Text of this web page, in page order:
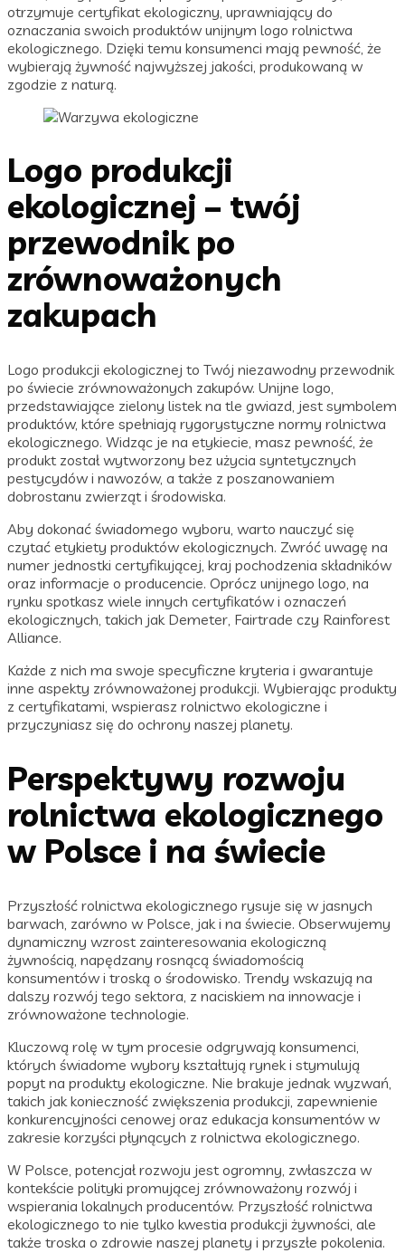
otrzymuje certyfikat ekologiczny, uprawniający do
oznaczania swoich produktów unijnym logo rolnictwa
ekologicznego. Dzięki temu konsumenci mają pewność, że
wybierają żywność najwyższej jakości, produkowaną w
zgodzie z naturą.
Logo produkcji
ekologicznej – twój
przewodnik po
zrównoważonych
zakupach
Logo produkcji ekologicznej to Twój niezawodny przewodnik
po świecie zrównoważonych zakupów. Unijne logo,
przedstawiające zielony listek na tle gwiazd, jest symbolem
produktów, które spełniają rygorystyczne normy rolnictwa
ekologicznego. Widząc je na etykiecie, masz pewność, że
produkt został wytworzony bez użycia syntetycznych
pestycydów i nawozów, a także z poszanowaniem
dobrostanu zwierząt i środowiska.
Aby dokonać świadomego wyboru, warto nauczyć się
czytać etykiety produktów ekologicznych. Zwróć uwagę na
numer jednostki certyfikującej, kraj pochodzenia składników
oraz informacje o producencie. Oprócz unijnego logo, na
rynku spotkasz wiele innych certyfikatów i oznaczeń
ekologicznych, takich jak Demeter, Fairtrade czy Rainforest
Alliance.
Każde z nich ma swoje specyficzne kryteria i gwarantuje
inne aspekty zrównoważonej produkcji. Wybierając produkty
z certyfikatami, wspierasz rolnictwo ekologiczne i
przyczyniasz się do ochrony naszej planety.
Perspektywy rozwoju
rolnictwa ekologicznego
w Polsce i na świecie
Przyszłość rolnictwa ekologicznego rysuje się w jasnych
barwach, zarówno w Polsce, jak i na świecie. Obserwujemy
dynamiczny wzrost zainteresowania ekologiczną
żywnością, napędzany rosnącą świadomością
konsumentów i troską o środowisko. Trendy wskazują na
dalszy rozwój tego sektora, z naciskiem na innowacje i
zrównoważone technologie.
Kluczową rolę w tym procesie odgrywają konsumenci,
których świadome wybory kształtują rynek i stymulują
popyt na produkty ekologiczne. Nie brakuje jednak wyzwań,
takich jak konieczność zwiększenia produkcji, zapewnienie
konkurencyjności cenowej oraz edukacja konsumentów w
zakresie korzyści płynących z rolnictwa ekologicznego.
W Polsce, potencjał rozwoju jest ogromny, zwłaszcza w
kontekście polityki promującej zrównoważony rozwój i
wspierania lokalnych producentów. Przyszłość rolnictwa
ekologicznego to nie tylko kwestia produkcji żywności, ale
także troska o zdrowie naszej planety i przyszłe pokolenia.